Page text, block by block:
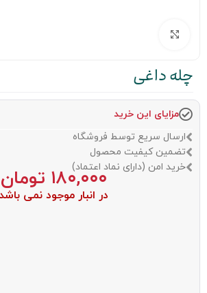
چله داغی
مزایای این خرید
ارسال سریع توسط فروشگاه
تضمین کیفیت محصول
خرید امن (دارای نماد اعتماد)
۱۸۰,۰۰۰ تومان
در انبار موجود نمی